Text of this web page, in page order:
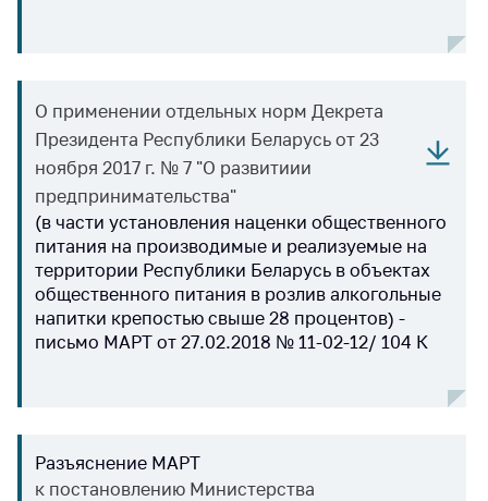
политики
О применении отдельных норм Декрета
Президента Республики Беларусь от 23
ноября 2017 г. № 7 "О развитиии
предпринимательства"
(в части установления наценки общественного
питания на производимые и реализуемые на
территории Республики Беларусь в объектах
общественного питания в розлив алкогольные
напитки крепостью свыше 28 процентов) -
письмо МАРТ от 27.02.2018 № 11-02-12/ 104 К
Разъяснение МАРТ
к постановлению Министерства